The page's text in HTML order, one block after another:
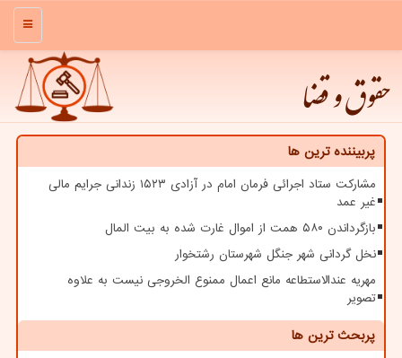
منو
حقوق و قضا
پربیننده ترین ها
مشارکت ستاد اجرائی فرمان امام در آزادی ۱۵۲۳ زندانی جرایم مالی
غیر عمد
بازگرداندن ۵۸۰ همت از اموال غارت شده به بیت المال
نخل گردانی شهر جنگل شهرستان رشتخوار
مهریه عندالاستطاعه مانع اعمال ممنوع الخروجی نیست به علاوه
تصویر
پربحث ترین ها